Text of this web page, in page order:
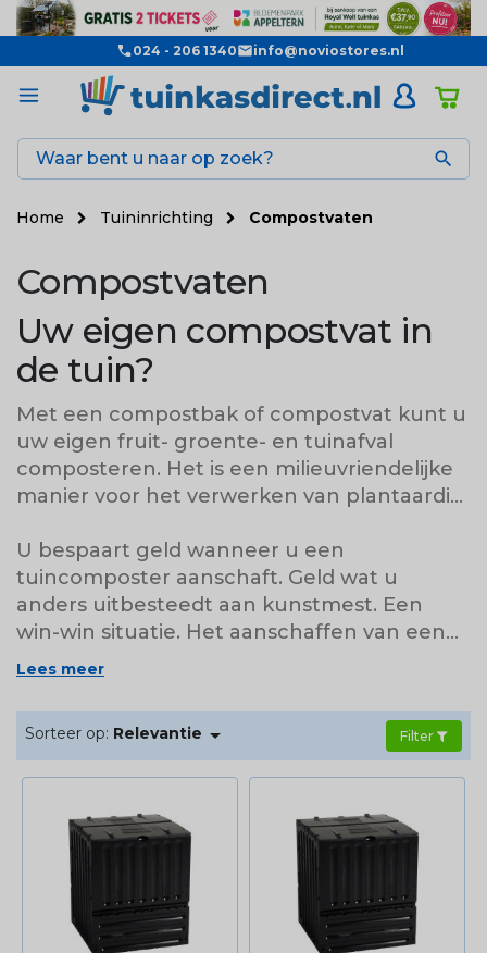
024 - 206 1340 info@noviostores.nl

Home Tuininrichting Compostvaten
Compostvaten
Uw eigen compostvat in
de tuin?
Met een compostbak of compostvat kunt u
uw eigen fruit- groente- en tuinafval
composteren. Het is een milieuvriendelijke
manier voor het verwerken van plantaardig
en verse voeding voor uw gewassen en
planten. Dit allemaal geproduceerd vanuit
uw eigen tuin.
U bespaart geld wanneer u een
tuincomposter aanschaft. Geld wat u
anders uitbesteedt aan kunstmest. Een
win-win situatie. Het aanschaffen van een
compostvat is dus een duurzame maar
van zal hebben.
Lees meer
Sorteer op: Relevantie  Filter